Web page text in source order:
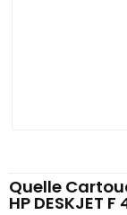
Quelle
HP DESKJET